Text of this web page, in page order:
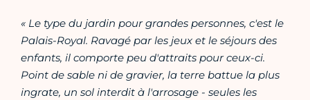
« Le type du jardin pour grandes personnes, c'est le
Palais-Royal. Ravagé par les jeux et le séjours des
enfants, il comporte peu d'attraits pour ceux-ci.
Point de sable ni de gravier, la terre battue la plus
ingrate, un sol interdit à l'arrosage - seules les